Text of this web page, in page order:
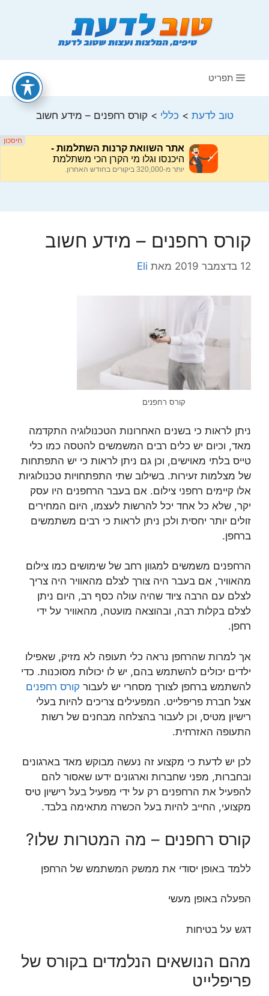
תפריט
טוב לדעת > כללי > קורס רחפנים – מידע חשוב
קורס רחפנים – מידע חשוב
12 בדצמבר 2019 מאת Eli
קורס רחפנים
ניתן לראות כי בשנים האחרונות הטכנולוגיה התקדמה
מאד, וכיום יש כלים רבים המשמשים להטסה כמו כלי
טייס בלתי מאוישים, וכן גם ניתן לראות כי יש התפתחות
של מצלמות זעירות. בשילוב שתי התפתחויות טכנולוגיות
אלו קיימים רחפני צילום. אם בעבר הרחפנים היו עסק
יקר, שלא כל אחד יכל להרשות לעצמו, היום המחירים
זולים יותר יחסית ולכן ניתן לראות כי רבים משתמשים
ברחפן.
הרחפנים משמשים למגוון רחב של שימושים כמו צילום
מהאוויר, אם בעבר היה צורך לצלם מהאוויר היה צריך
לצלם עם הרבה ציוד שהיה עולה כסף רב, היום ניתן
לצלם בקלות רבה, ובהוצאה מועטה, מהאוויר על ידי
רחפן.
אך למרות שהרחפן נראה כלי תעופה לא מזיק, שאפילו
ילדים יכולים להשתמש בהם, יש לו יכולות מסוכנות. כדי
להשתמש ברחפן לצורך מסחרי יש לעבור קורס רחפנים
אצל חברת פריפלייט. המפעילים צריכים להיות בעלי
רישיון מטיס, וכן לעבור בהצלחה מבחנים של רשות
התעופה האזרחית.
לכן יש לדעת כי מקצוע זה נעשה מבוקש מאד בארגונים
ובחברות, מפני שחברות וארגונים ידעו שאסור להם
להפעיל את הרחפנים רק על ידי מפעיל בעל רישיון טיס
מקצועי, החייב להיות בעל הכשרה מתאימה בלבד.
קורס רחפנים – מה המטרות שלו?
ללמד באופן יסודי את ממשק המשתמש של הרחפן
הפעלה באופן מעשי
דגש על בטיחות
מהם הנושאים הנלמדים בקורס של
פריפלייט